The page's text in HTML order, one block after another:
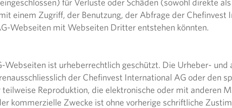
für Verluste oder Schäden (sowohl direkte
einem Zugriff, der Benutzung, der Abfrage der Chefinvest
Webseiten mit Webseiten Dritter entstehen könnten.
ist urheberrechtlich geschützt. Die Urheber- und
der Chefinvest International AG oder den
Reproduktion, die elektronische oder mit anderen
kommerzielle Zwecke ist ohne vorherige schriftliche